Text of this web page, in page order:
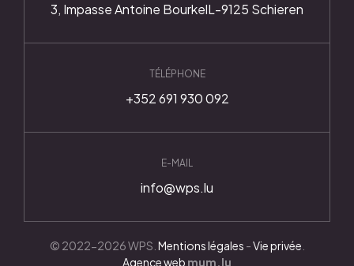
3, Impasse Antoine BourkelL-9125 Schieren
TÉLÉPHONE
+352 691 930 092
E-MAIL
info@wps.lu
© 2022-2026 WPS. Mentions légales -Vie privée
Agence web mum.lu